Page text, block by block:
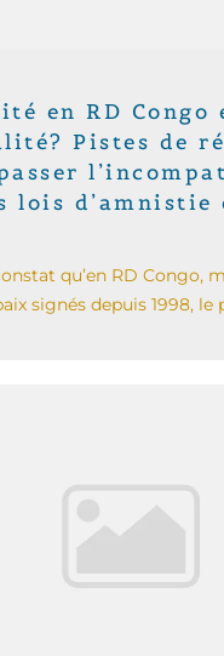
en RD Congo
Pistes de
lois d’amnistie
qu’en RD Congo,
signés depuis 1998, le